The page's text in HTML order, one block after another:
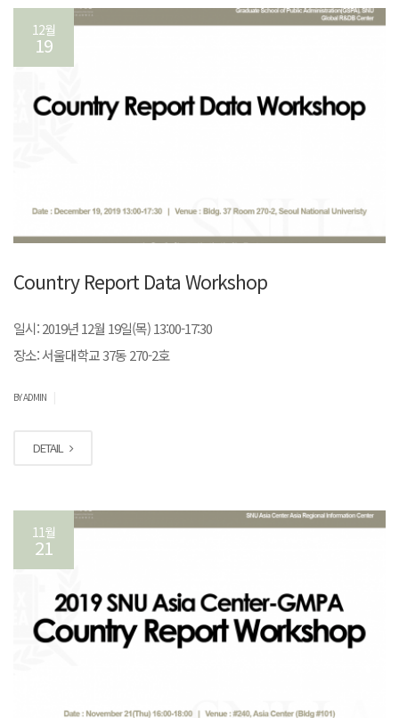
12월
19
Country Report Data Workshop
일시: 2019년 12월 19일(목) 13:00-17:30
장소: 서울대학교 37동 270-2호
BY ADMIN
DETAIL
11월
21